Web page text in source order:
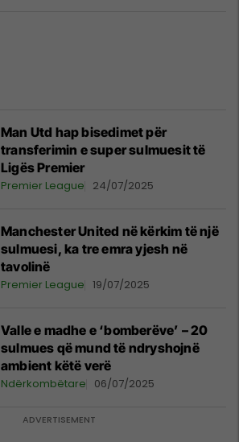
Man Utd hap bisedimet për
transferimin e super sulmuesit të
Ligës Premier
Premier League 24/07/2025
Manchester United në kërkim të një
sulmuesi, ka tre emra yjesh në
tavolinë
Premier League 19/07/2025
Valle e madhe e ‘bomberëve’ – 20
sulmues që mund të ndryshojnë
ambient këtë verë
Ndërkombëtare 06/07/2025